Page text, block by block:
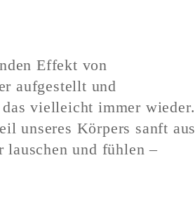
Effekt von
aufgestellt und
das vielleicht immer wieder.
unseres Körpers sanft aus
lauschen und fühlen –